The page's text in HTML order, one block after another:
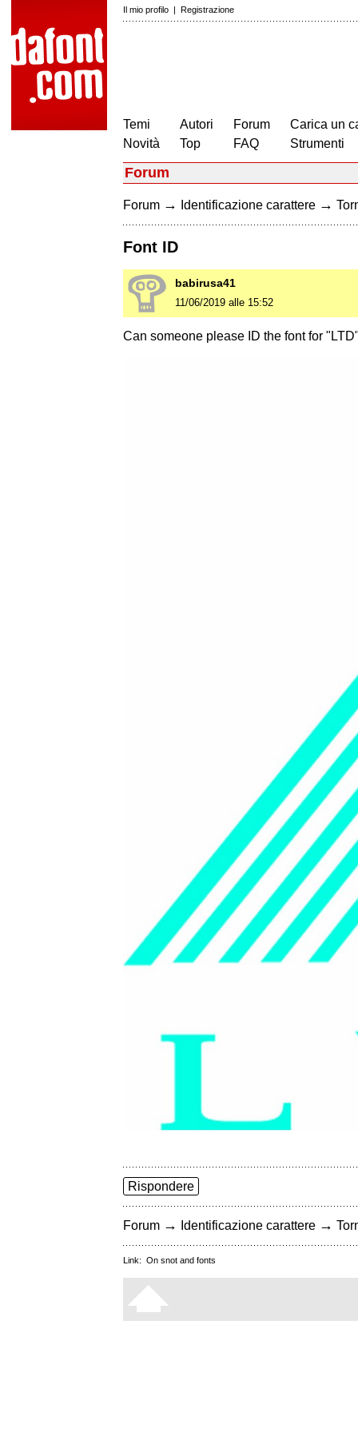
Il mio profilo | Registrazione
Temi
Novità
Autori
Top
Forum
FAQ
Carica un
Strumenti
Forum
Forum → Identificazione carattere →
Font ID
babirusa41
11/06/2019 alle 15:52
Can someone please ID the font for
Rispondere
Forum → Identificazione carattere →
Link: On snot and fonts